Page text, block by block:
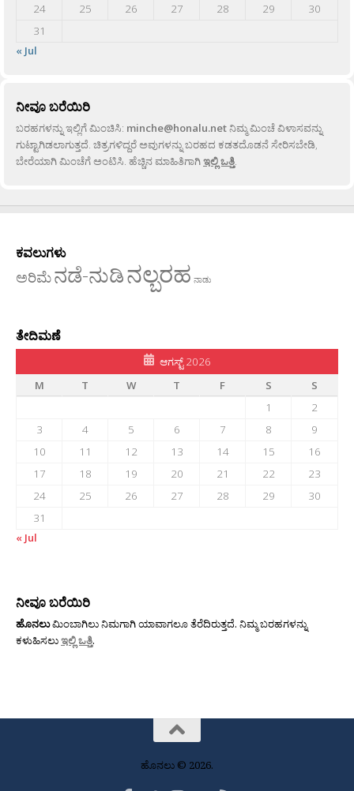
24
25 26 27 28 29
30
31
« Jul
ನೀವೂ ಬರೆಯಿರಿ
ಬರಹಗಳನ್ನು ಇಲ್ಲಿಗೆ ಮಿಂಚಿಸಿ: minche@honalu.netನಿಮ್ಮ ಮಿಂಚೆ ವಿಳಾಸವನ್ನು
ಗುಟ್ಟಾಗಿಡಲಾಗುತ್ತದೆ. ಚಿತ್ರಗಳಿದ್ದರೆ ಅವುಗಳನ್ನು ಬರಹದ ಕಡತದೊಡನೆ ಸೇರಿಸಬೇಡಿ,
ಬೇರೆಯಾಗಿ ಮಿಂಚೆಗೆ ಅಂಟಿಸಿ. ಹೆಚ್ಚಿನ ಮಾಹಿತಿಗಾಗಿಇಲ್ಲಿ ಒತ್ತಿ.
ಕವಲುಗಳು
ಅರಿಮೆನಡೆ-ನುಡಿನಲ್ಬರಹ ನಾಡು
ತೇದಿಮಣೆ
ಆಗಸ್ಟ್ 2026
M
T W T F S
S
1
2
3
4 5 6 7 8
9
10
11 12 13 14 15
16
17
18 19 20 21 22
23
24
25 26 27 28 29
30
31
« Jul
ನೀವೂ ಬರೆಯಿರಿ
ಹೊನಲುಮಿಂಬಾಗಿಲು ನಿಮಗಾಗಿ ಯಾವಾಗಲೂ ತೆರೆದಿರುತ್ತದೆ. ನಿಮ್ಮ ಬರಹಗಳನ್ನು
ಕಳುಹಿಸಲುಇಲ್ಲಿ ಒತ್ತಿ.
ಹೊನಲು © 2026.